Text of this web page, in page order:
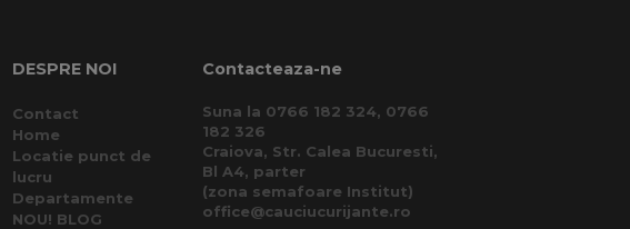
DESPRE NOI
Contact
Home
Locatie punct de
lucru
Departamente
NOU! BLOG
Contacteaza-ne
Suna la 0766 182 324, 0766
182 326
Craiova, Str. Calea Bucuresti,
Bl A4, parter
(zona semafoare Institut)
office@cauciucurijante.ro